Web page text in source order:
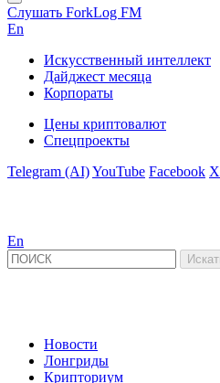
Слушать ForkLog FM
En
Искусственный интеллект
Дайджест месяца
Корпораты
Цены криптовалют
Спецпроекты
Telegram (AI)YouTube Facebook X
En
Новости
Лонгриды
Крипториум